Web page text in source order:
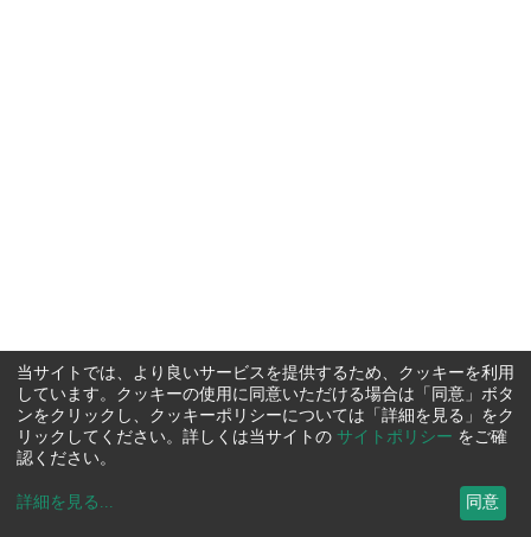
当サイトでは、より良いサービスを提供するため、クッキーを利用
しています。クッキーの使用に同意いただける場合は「同意」ボタ
ンをクリックし、クッキーポリシーについては「詳細を見る」をク
リックしてください。詳しくは当サイトの サイトポリシー をご確
認ください。
詳細を見る ... 同意